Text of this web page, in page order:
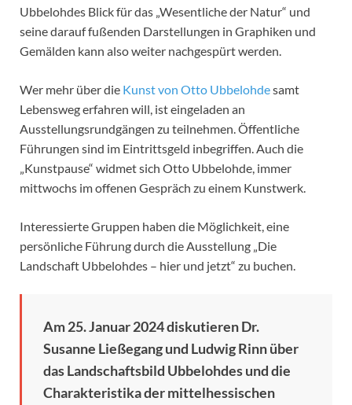
Ubbelohdes Blick für das „Wesentliche der Natur“ und
seine darauf fußenden Darstellungen in Graphiken und
Gemälden kann also weiter nachgespürt werden.
Wer mehr über die Kunst von Otto Ubbelohdesamt
Lebensweg erfahren will, ist eingeladen an
Ausstellungsrundgängen zu teilnehmen. Öffentliche
Führungen sind im Eintrittsgeld inbegriffen. Auch die
„Kunstpause“ widmet sich Otto Ubbelohde, immer
mittwochs im offenen Gespräch zu einem Kunstwerk.
Interessierte Gruppen haben die Möglichkeit, eine
persönliche Führung durch die Ausstellung „Die
Landschaft Ubbelohdes – hier und jetzt“ zu buchen.
Am 25. Januar 2024 diskutieren Dr.
Susanne Ließegang und Ludwig Rinn über
das Landschaftsbild Ubbelohdes und die
Charakteristika der mittelhessischen